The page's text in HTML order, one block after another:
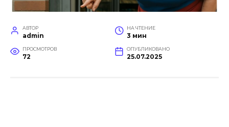
АВТОР
admin
НА ЧТЕНИЕ
3 мин
ПРОСМОТРОВ
72
ОПУБЛИКОВАНО
25.07.2025